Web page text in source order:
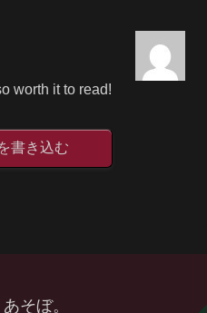
worth it to read!
書き込む
そぼ。